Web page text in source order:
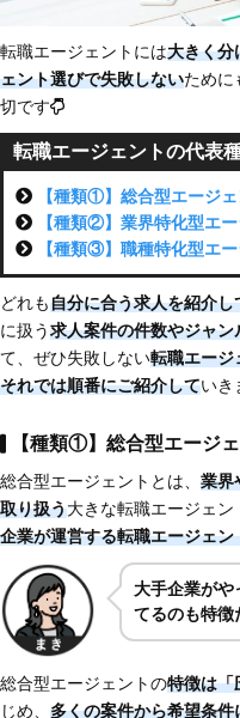
転職エージェントには大きく分
ェント選びで失敗しないために
切です
転職エージェントの代表
【種類①】総合型エージェ
【種類②】業界特化型エ
【種類③】職種特化型エ
どれも自分に合う求人を紹介し
に扱う求人案件の件数やジャン
て、ぜひ失敗しない転職エージ
それでは順番にご紹介していき
【種類①】総合型エージ
総合型エージェントとは、 業界
取り扱う大きな転職エージェン
企業が運営する転職エージェン
大手企業がや
てるのも特徴
総合型エージェントの特徴は「
じめ、 多くの案件から希望条件